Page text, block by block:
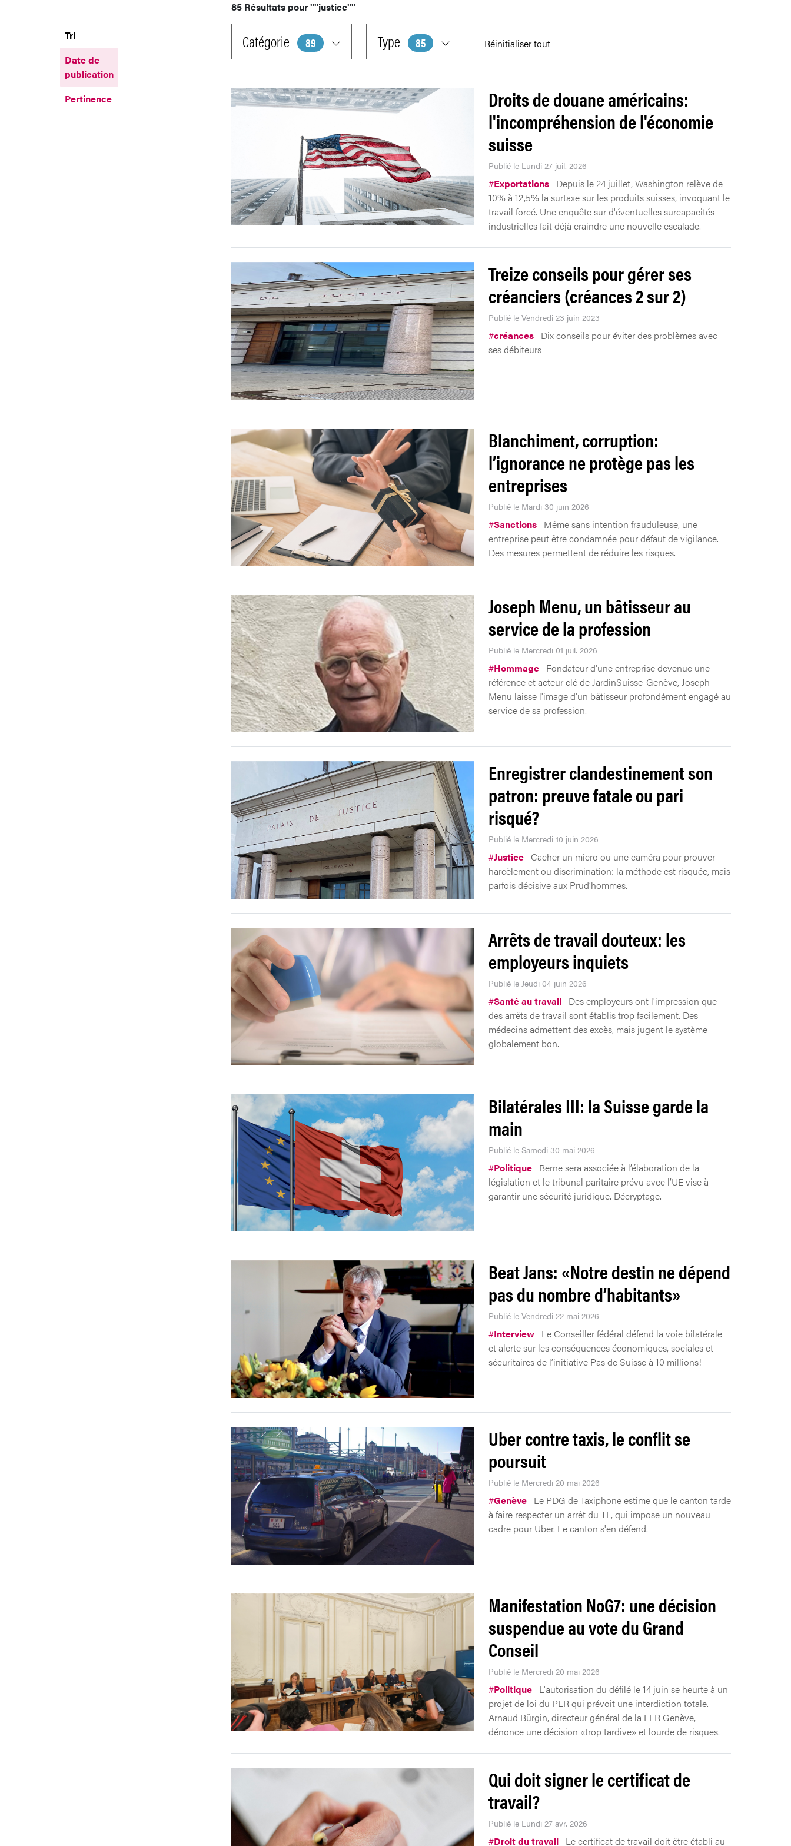
85 Résultats pour""justice""
Tri
Date de
publication
Pertinence
Catégorie 89 Type 85 Réinitialiser tout
Droits de douane américains:
l'incompréhension de l'économie
suisse
Publié le Lundi 27 juil. 2026
#Exportations Depuis le 24 juillet, Washington relève de
10% à 12,5% la surtaxe sur les produits suisses, invoquant le
travail forcé. Une enquête sur d'éventuelles surcapacités
industrielles fait déjà craindre une nouvelle escalade.
Treize conseils pour gérer ses
créanciers (créances 2 sur 2)
Publié le Vendredi 23 juin 2023
#créances Dix conseils pour éviter des problèmes avec
ses débiteurs
Blanchiment, corruption:
l’ignorance ne protège pas les
entreprises
Publié le Mardi 30 juin 2026
#Sanctions Même sans intention frauduleuse, une
entreprise peut être condamnée pour défaut de vigilance.
Des mesures permettent de réduire les risques.
Joseph Menu, un bâtisseur au
service de la profession
Publié le Mercredi 01 juil. 2026
#Hommage Fondateur d'une entreprise devenue une
référence et acteur clé de JardinSuisse-Genève, Joseph
Menu laisse l'image d'un bâtisseur profondément engagé au
service de sa profession.
Enregistrer clandestinement son
patron: preuve fatale ou pari
risqué?
Publié le Mercredi 10 juin 2026
#Justice Cacher un micro ou une caméra pour prouver
harcèlement ou discrimination: la méthode est risquée, mais
parfois décisive aux Prud’hommes.
Arrêts de travail douteux: les
employeurs inquiets
Publié le Jeudi 04 juin 2026
#Santé au travail Des employeurs ont l'impression que
des arrêts de travail sont établis trop facilement. Des
médecins admettent des excès, mais jugent le système
globalement bon.
Bilatérales III: la Suisse garde la
main
Publié le Samedi 30 mai 2026
#Politique Berne sera associée à l’élaboration de la
législation et le tribunal paritaire prévu avec l’UE vise à
garantir une sécurité juridique. Décryptage.
Beat Jans: «Notre destin ne dépend
pas du nombre d’habitants»
Publié le Vendredi 22 mai 2026
#Interview Le Conseiller fédéral défend la voie bilatérale
et alerte sur les conséquences économiques, sociales et
sécuritaires de l’initiative Pas de Suisse à 10 millions!
Uber contre taxis, le conflit se
poursuit
Publié le Mercredi 20 mai 2026
#Genève Le PDG de Taxiphone estime que le canton tarde
à faire respecter un arrêt du TF, qui impose un nouveau
cadre pour Uber. Le canton s'en défend.
Manifestation NoG7: une décision
suspendue au vote du Grand
Conseil
Publié le Mercredi 20 mai 2026
#Politique L'autorisation du défilé le 14 juin se heurte à un
projet de loi du PLR qui prévoit une interdiction totale.
Arnaud Bürgin, directeur général de la FER Genève,
dénonce une décision «trop tardive» et lourde de risques.
Qui doit signer le certificat de
travail?
Publié le Lundi 27 avr. 2026
#Droit du travail Le certificat de travail doit être établi au